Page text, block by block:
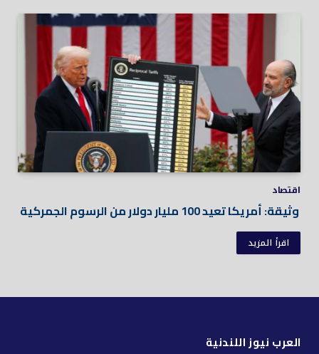
اقتصاد
وثيقة: أمريكا تعيد 100 مليار دولار من الرسوم الجمركية
اقرأ المزيد
العرب نيوز اللندنية